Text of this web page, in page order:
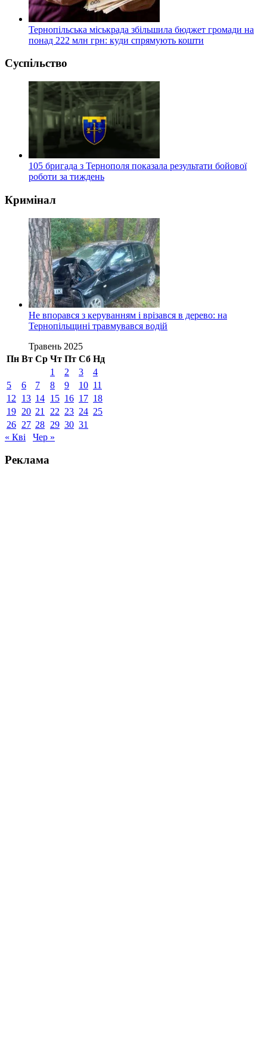
Тернопільська міськрада збільшила бюджет громади на
понад 222 млн грн: куди спрямують кошти
Суспільство
105 бригада з Тернополя показала результати бойової
роботи за тиждень
Кримінал
Не впорався з керуванням і врізався в дерево: на
Тернопільщині травмувався водій
Травень 2025
Пн Вт Ср Чт Пт Сб Нд
1
2 3
4
5
6 7 8 9 10 11
12
13 14 15 16 17 18
19 20 21 22 23 24 25
26 27 28 29 30 31
« Кві
Чер »
Реклама